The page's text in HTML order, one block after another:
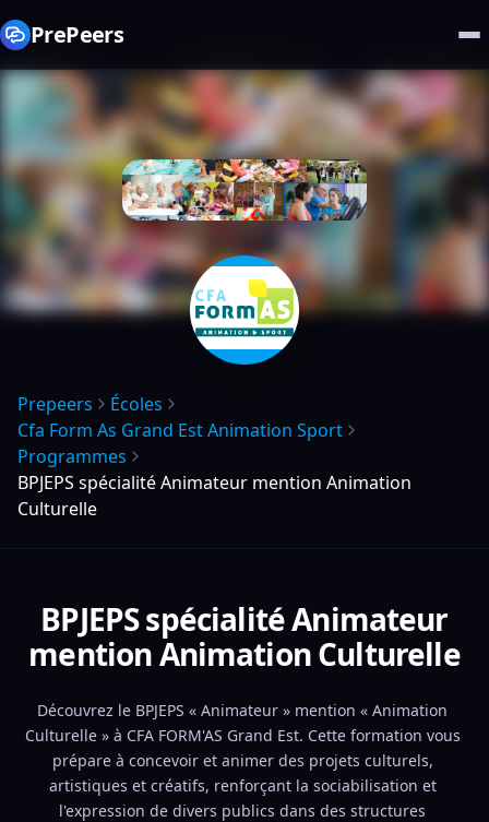
PrePeers
Prepeers
Écoles
Cfa Form As Grand Est Animation Sport
Programmes
BPJEPS spécialité Animateur mention Animation
Culturelle
BPJEPS spécialité Animateur
mention Animation Culturelle
Découvrez le BPJEPS « Animateur » mention « Animation
Culturelle » à CFA FORM'AS Grand Est. Cette formation vous
prépare à concevoir et animer des projets culturels,
artistiques et créatifs, renforçant la sociabilisation et
l'expression de divers publics dans des structures